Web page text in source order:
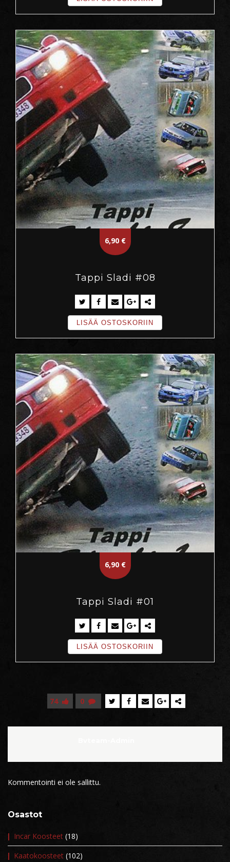
6,90 €
Tappi Sladi #08
LISÄÄ OSTOSKORIIN
6,90 €
Tappi Sladi #01
LISÄÄ OSTOSKORIIN
74 0
Kommentointi ei ole sallittu.
Osastot
Incar Koosteet (18)
Kaatokoosteet (102)